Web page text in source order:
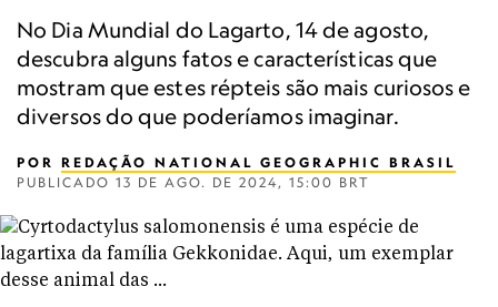
No Dia Mundial do Lagarto, 14 de agosto,
descubra alguns fatos e características que
mostram que estes répteis são mais curiosos e
diversos do que poderíamos imaginar.
POR REDAÇÃO NATIONAL GEOGRAPHIC BRASIL
PUBLICADO 13 DE AGO. DE 2024, 15:00 BRT